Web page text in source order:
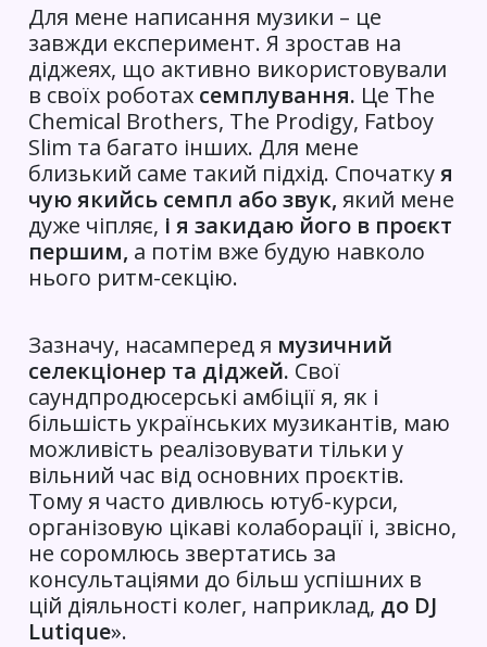
Для мене написання музики – це
завжди експеримент. Я зростав на
діджеях, що активно використовували
в своїх роботах семплування. Це The
Chemical Brothers, The Prodigy, Fatboy
Slim та багато інших. Для мене
близький саме такий підхід. Спочаткуя
чую якийсь семпл або звук, який мене
дуже чіпляє, і я закидаю його в проєкт
першим, а потім вже будую навколо
нього ритм-секцію.
Зазначу, насамперед я музичний
селекціонер та діджей. Свої
саундпродюсерські амбіції я, як і
більшість українських музикантів, маю
можливість реалізовувати тільки у
вільний час від основних проєктів.
Тому я часто дивлюсь ютуб-курси,
організовую цікаві колаборації і, звісно,
не соромлюсь звертатись за
консультаціями до більш успішних в
цій діяльності колег, наприклад, до DJ
Lutique».